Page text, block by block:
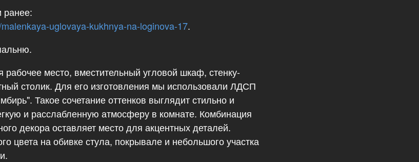
ранее:
uglovaya-kukhnya-na-loginova-17.
рабочее место, вместительный угловой шкаф, стенку-
столик. Для его изготовления мы использовали ЛДСП
Такое сочетание оттенков выглядит стильно и
и расслабленную атмосферу в комнате. Комбинация
декора оставляет место для акцентных деталей.
цвета на обивке стула, покрывале и небольшого участка